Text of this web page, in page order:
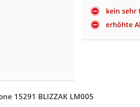
kein sehr
erhöhte
15291 BLIZZAK LM005